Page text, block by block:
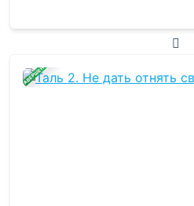
ЗАВЕРШЕНА